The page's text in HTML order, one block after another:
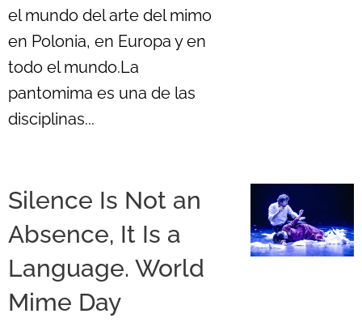
el mundo del arte del mimo
en Polonia, en Europa y en
todo el mundo.La
pantomima es una de las
disciplinas...
Silence Is Not an
Absence, It Is a
Language. World
Mime Day